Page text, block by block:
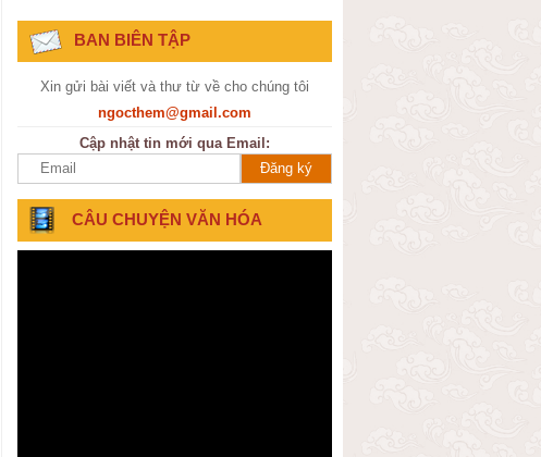
BAN BIÊN TẬP
Xin gửi bài viết và thư từ về cho chúng tôi
ngocthem@gmail.com
Cập nhật tin mới qua Email:
CÂU CHUYỆN VĂN HÓA